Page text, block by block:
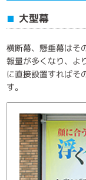
■ 大型幕
横断幕、懸垂幕はそ
報量が多くなり、よ
に直接設置すればそ
す。